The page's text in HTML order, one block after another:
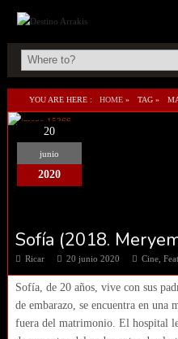
YOU ARE HERE : HOME » TAG »
20
junio
2020
Sofía (2018.
Ricar 20 junio 2020 Cine,
Sofía, de 20 años, vive con sus
de embarazo, se encuentra en una
fuera del matrimonio. El hospital